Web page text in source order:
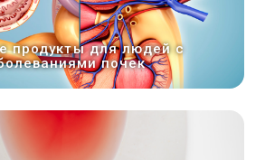
продукты для людей с
почек